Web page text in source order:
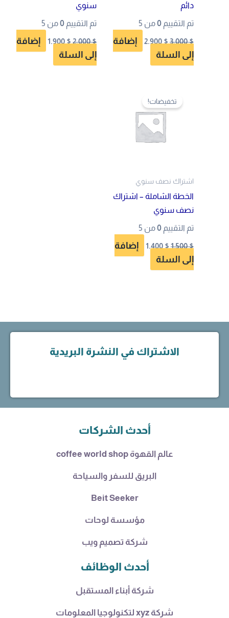
دائم
تم التقييم0من 5
3.000$
2.900$
إضافة
إلى السلة
سنوي
تم التقييم 0من 5
2.000$
1.900$
إضافة
إلى السلة
تخفيضات!
اشتراك نصف سنوي
الخطة الشاملة – اشتراك
نصف سنوي
تم التقييم0من 5
1.500$
الأصلي
هو:
1.500 $.
1.400$
هو:
1.400 $.
إضافة
إلى السلة
الاشتراك في النشرة البريدية
أحدث الشركات
عالم القهوة coffee world shop
البريق للسفر والسياحة
Beit Seeker
مؤسسة لوحات
شركة تصميم ويب
أحدث الوظائف
شركة أبناء المستقبل
شركة xyz لتكنولوجيا المعلومات